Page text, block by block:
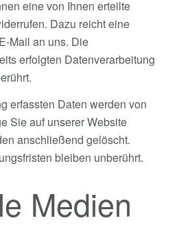
eine von Ihnen erteilte
Dazu reicht eine
Mail an uns. Die
erfolgten Datenverarbeitung
erfassten Daten werden von
Sie auf unserer Website
anschließend gelöscht.
bleiben unberührt.
Medien